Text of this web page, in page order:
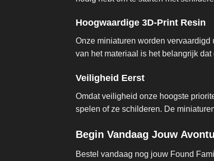
Hoogwaardige 3D-Print Resin
Onze miniaturen worden
van het materiaal is het belangrijk
Veiligheid Eerst
Omdat veiligheid onze hoogste
spelen of ze schilderen. De
Begin Vandaag Jouw
Bestel vandaag nog jouw Found